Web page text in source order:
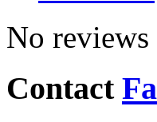
No
Contact